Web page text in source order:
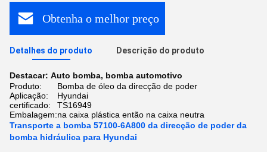
Obtenha o melhor preço
Detalhes do produto Descrição do produto
Destacar: Auto bomba, bomba automotivo
Produto:
Bomba de óleo da direcção de poder
Aplicação:
Hyundai
certificado:
TS16949
Embalagem:na caixa plástica então na caixa neutra
Transporte a bomba 57100-6A800 da direcção de poder da
bomba hidráulica para Hyundai